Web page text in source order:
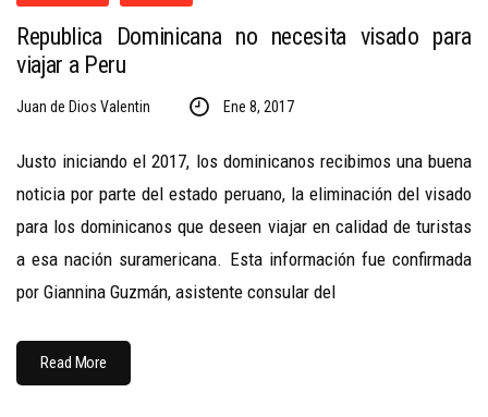
Republica Dominicana no necesita visado para
viajar a Peru
Juan de Dios Valentin Ene 8, 2017
Justo iniciando el 2017, los dominicanos recibimos una buena
noticia por parte del estado peruano, la eliminación del visado
para los dominicanos que deseen viajar en calidad de turistas
a esa nación suramericana. Esta información fue confirmada
por Giannina Guzmán, asistente consular del
Read More